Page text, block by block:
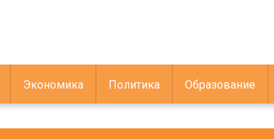
Экономика Политика Образование